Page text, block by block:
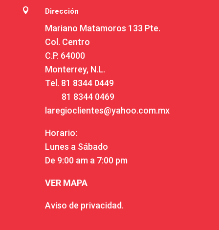
 Dirección
Mariano Matamoros 133 Pte.
Col. Centro
C.P. 64000
Monterrey, N.L.
Tel. 81 8344 0449
81 8344 0469
laregioclientes@yahoo.com.mx
Horario:
Lunes a Sábado
De 9:00 am a 7:00 pm
VER MAPA
Aviso de privacidad.